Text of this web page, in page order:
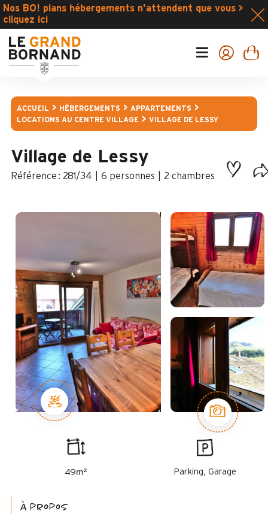
Nos BO! plans hébergements n'attendent que vous >
cliquez ici
ACCUEIL HÉBERGEMENTS
APPARTEMENTS
LOCATIONS AU CENTRE VILLAGE
VILLAGE DE LESSY
Village de Lessy
: 281/34 6 personnes 2 chambres
49m² Parking, Garage
à propos